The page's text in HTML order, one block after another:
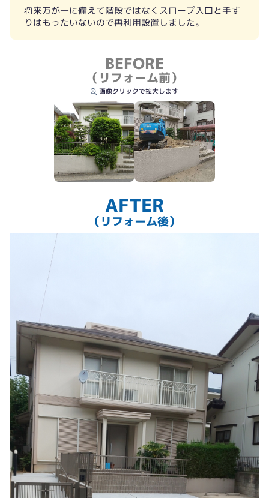
将来万が一に備えて階段ではなくスロープ入口と手す
りはもったいないので再利用設置しました。
BEFORE
（リフォーム前）
画像クリックで拡大します
AFTER
（リフォーム後）